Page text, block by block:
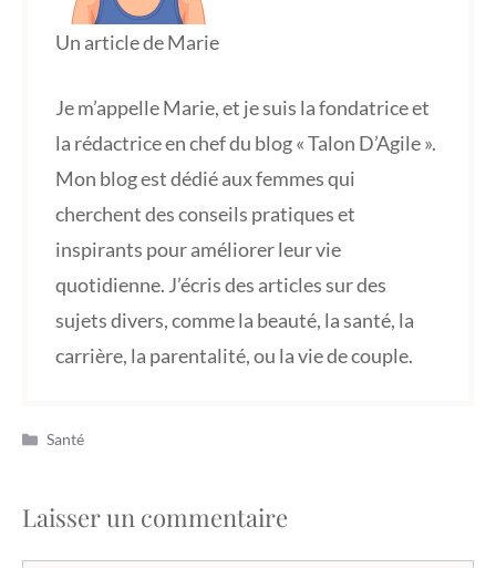
Un article de Marie
Je m’appelle Marie, et je suis la fondatrice et
la rédactrice en chef du blog « Talon D’Agile ».
Mon blog est dédié aux femmes qui
cherchent des conseils pratiques et
inspirants pour améliorer leur vie
quotidienne. J’écris des articles sur des
sujets divers, comme la beauté, la santé, la
carrière, la parentalité, ou la vie de couple.
Catégories
Santé
Laisser un commentaire